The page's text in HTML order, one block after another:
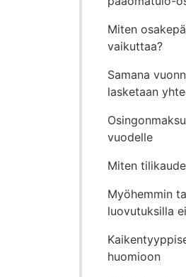
Miten
vaikuttaa?
Samana
lasketaan
vuodelle
Miten
Myöhemmin
luovutuksilla
huomioon